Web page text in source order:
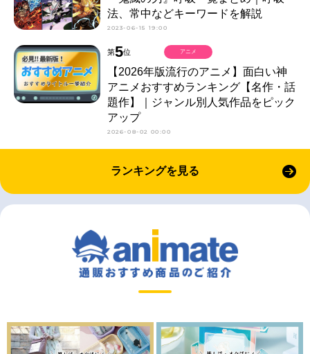
法、常中などキーワードを解説
2023-06-15 19:00
第5位
【2026年版流行のアニメ】面白い神
アニメおすすめランキング【名作・話
題作】｜ジャンル別人気作品をピック
アップ
2026-08-02 00:00
アニメ
ランキングを見る